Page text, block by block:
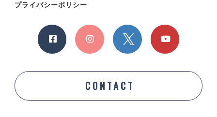
プライバシーポリシー
CONTACT